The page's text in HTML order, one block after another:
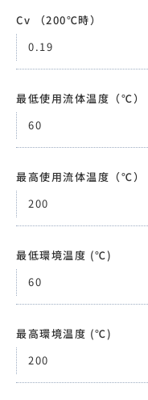
Cv （200℃時）
0.19
最低使用流体温度（℃）
60
最高使用流体温度（℃）
200
最低環境温度 (℃)
60
最高環境温度 (℃)
200